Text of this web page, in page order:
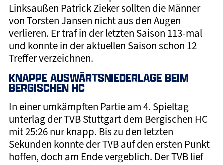
Linksaußen Patrick Zieker sollten die Männer
von Torsten Jansen nicht aus den Augen
verlieren. Er traf in der letzten Saison 113-mal
und konnte in der aktuellen Saison schon 12
Treffer verzeichnen.
KNAPPE AUSWÄRTSNIEDERLAGE BEIM
BERGISCHEN HC
In einer umkämpften Partie am 4. Spieltag
unterlag der TVB Stuttgart dem Bergischen HC
mit 25:26 nur knapp. Bis zu den letzten
Sekunden konnte der TVB auf den ersten Punkt
hoffen, doch am Ende vergeblich. Der TVB lief